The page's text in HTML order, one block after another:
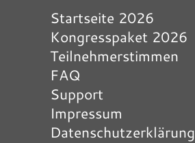
Startseite 2026
Kongresspaket 2026
Teilnehmerstimmen
FAQ
Support
Impressum
Datenschutzerklärung